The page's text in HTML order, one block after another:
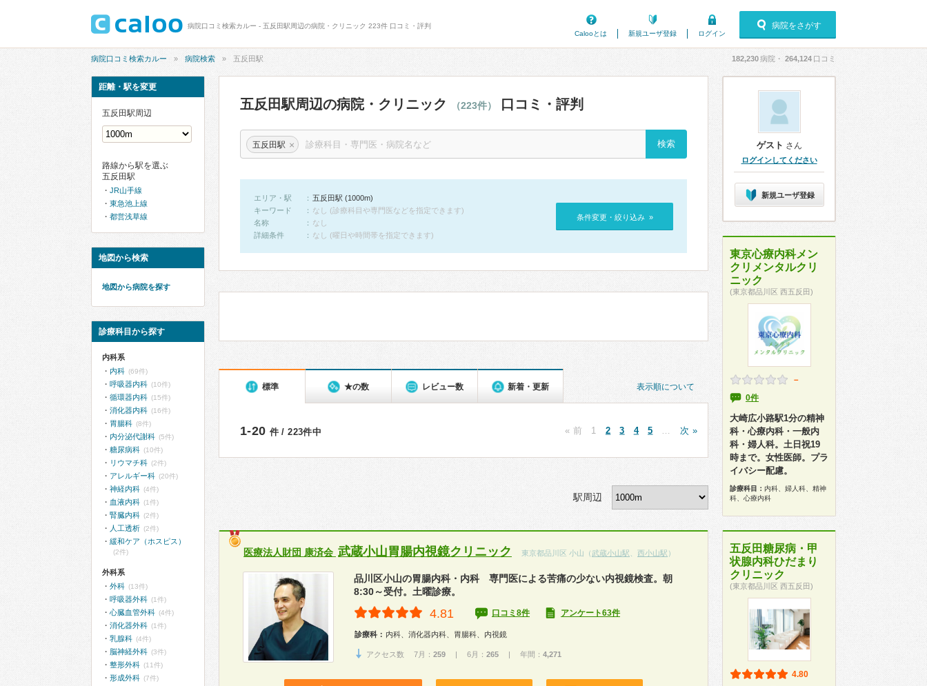
病院口コミ検索カルー - 五反田駅周辺の病院・クリニック 223件 口コミ・評判
Calooとは
新規ユーザ登録 ログイン
病院をさがす
病院口コミ検索カルー 病院検索 五反田駅 182,230病院・ 264,124 口コミ
五反田駅周辺の病院・クリニック （223件） 口コミ・評判
五反田駅 ×
エリア・駅
五反田駅 (1000m)
キーワード
なし (診療科目や専門医などを指定できます)
名称
なし
詳細条件
なし (曜日や時間帯を指定できます)
条件変更・絞り込み »
表示順について
標準 ★の数 レビュー数 新着・更新
1-20 件 / 223件中 « 前 1 2 3 4 5 次 »
駅周辺
医療法人財団 康済会 武蔵小山胃腸内視鏡クリニック 東京都品川区 小山（武蔵小山駅 西小山駅 ）
品川区小山の胃腸内科・内科 専門医による苦痛の少ない内視鏡検査。朝
8:30～受付。土曜診療。
4.81 口コミ8件 アンケート63件
診療科： 内科、消化器内科、胃腸科、内視鏡
アクセス数 7月： 259 | 6月： 265 | 年間： 4,271
距離・駅を変更
五反田駅周辺
路線から駅を選ぶ
五反田駅
JR山手線
東急池上線
都営浅草線
地図から検索
地図から病院を探す
診療科目から探す
内科系
内科 (69件)
呼吸器内科 (10件)
循環器内科 (15件)
消化器内科 (16件)
胃腸科 (8件)
内分泌代謝科 (5件)
糖尿病科 (10件)
リウマチ科 (2件)
アレルギー科 (20件)
神経内科 (4件)
血液内科 (1件)
腎臓内科 (2件)
人工透析 (2件)
緩和ケア（ホスピス）
(2件)
外科系
外科 (13件)
呼吸器外科 (1件)
心臓血管外科 (4件)
消化器外科 (1件)
乳腺科 (4件)
脳神経外科 (3件)
整形外科 (11件)
形成外科 (7件)
ゲスト さん
ログインしてください
新規ユーザ登録
東京心療内科メン
クリメンタルクリ
ニック
(東京都品川区 西五反田)
－
0件
大崎広小路駅1分の精神
科・心療内科・一般内
科・婦人科。土日祝19
時まで。女性医師。プラ
イバシー配慮。
診療科目： 内科、婦人科、精神
科、心療内科
五反田糖尿病・甲
状腺内科ひだまり
クリニック
(東京都品川区 西五反田)
4.80